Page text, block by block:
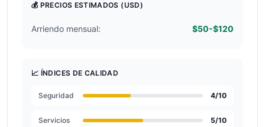
💰 PRECIOS ESTIMADOS (USD)
Arriendo mensual: $50-$120
📈 ÍNDICES DE CALIDAD
Seguridad 4/10
Servicios 5/10